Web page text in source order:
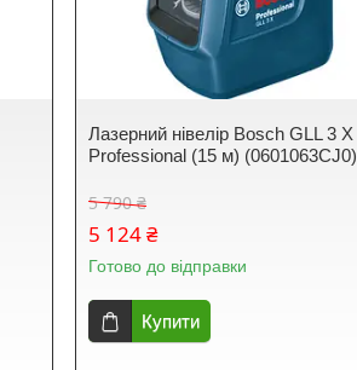
Лазерний нівелір Bosch GLL 3 X
Professional (15 м) (0601063CJ0)
5 790 ₴
5 124 ₴
Готово до відправки
Купити